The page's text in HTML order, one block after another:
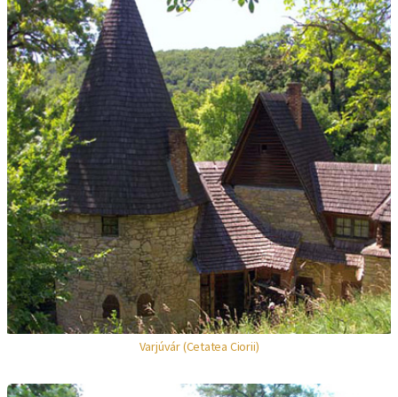
Varjúvár (Cetatea Ciorii)